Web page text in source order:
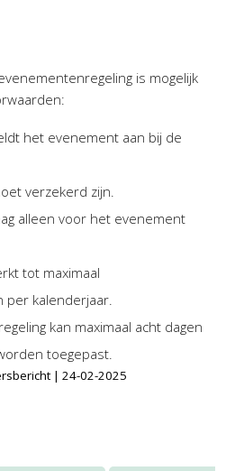
is mogelijk
het evenement aan bij de
verzekerd zijn.
alleen voor het evenement
tot maximaal
per kalenderjaar.
kan maximaal acht dagen
toegepast.
| 24-02-2025